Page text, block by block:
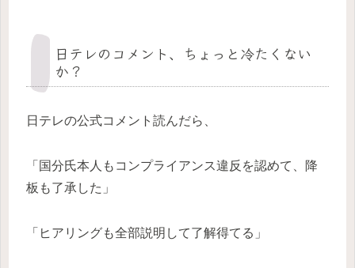
日テレのコメント、ちょっと冷たくない
か？
日テレの公式コメント読んだら、
「国分氏本人もコンプライアンス違反を認めて、降
板も了承した」
「ヒアリングも全部説明して了解得てる」